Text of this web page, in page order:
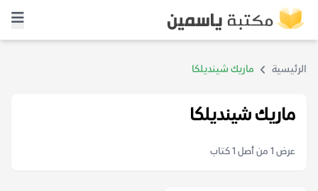
الرئيسية ماريك شينديلكا
ماريك شينديلكا
عرض 1 من أصل 1 كتاب